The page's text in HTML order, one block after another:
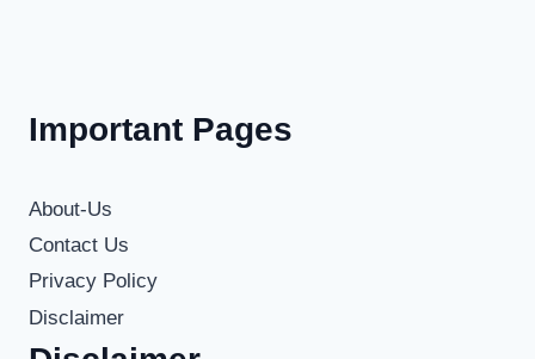
Important Pages
About-Us
Contact Us
Privacy Policy
Disclaimer